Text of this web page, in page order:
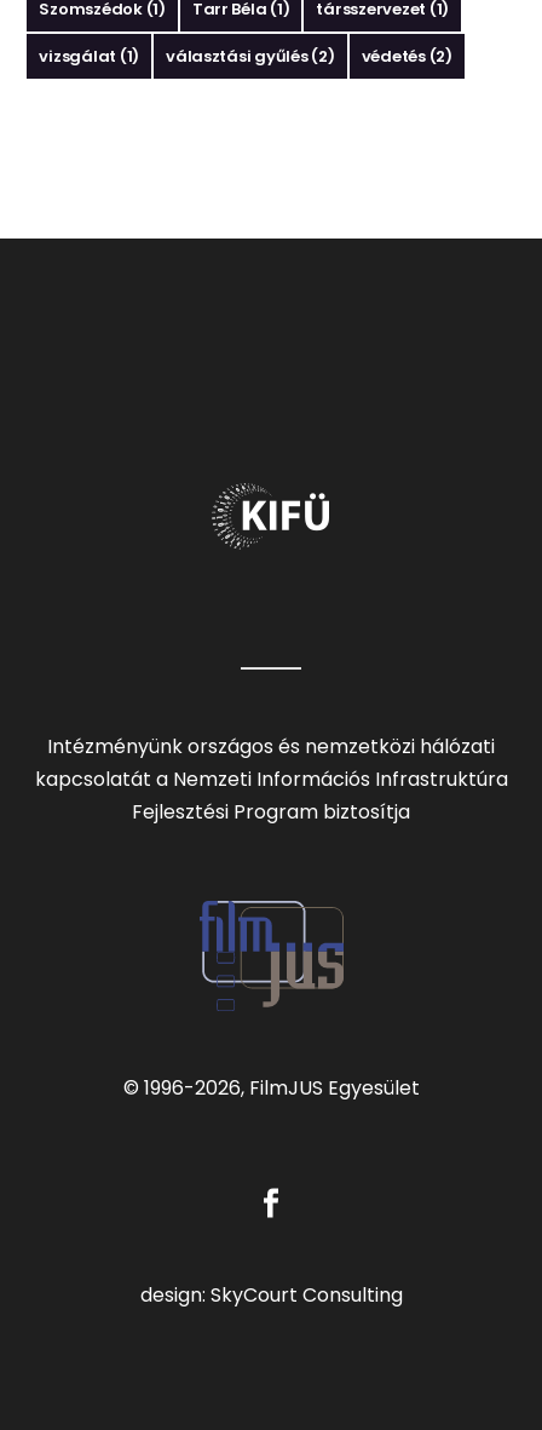
Szomszédok(1) Tarr Béla (1) társszervezet (1)
vizsgálat (1) választási gyűlés(2) védetés(2)
Intézményünk országos és nemzetközi hálózati
kapcsolatát a Nemzeti Információs Infrastruktúra
Fejlesztési Program biztosítja
© 1996-2026, FilmJUS Egyesület
design: SkyCourt Consulting